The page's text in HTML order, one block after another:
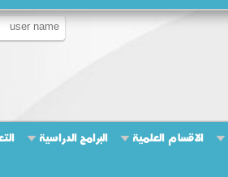
الاقسام العلمية البرامج الدراسية